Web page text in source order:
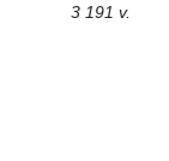
3 191 v.